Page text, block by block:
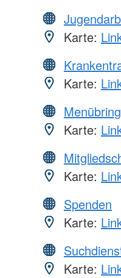
Karte:
Karte:
Karte:
Karte:
Spenden
Karte:
Karte: